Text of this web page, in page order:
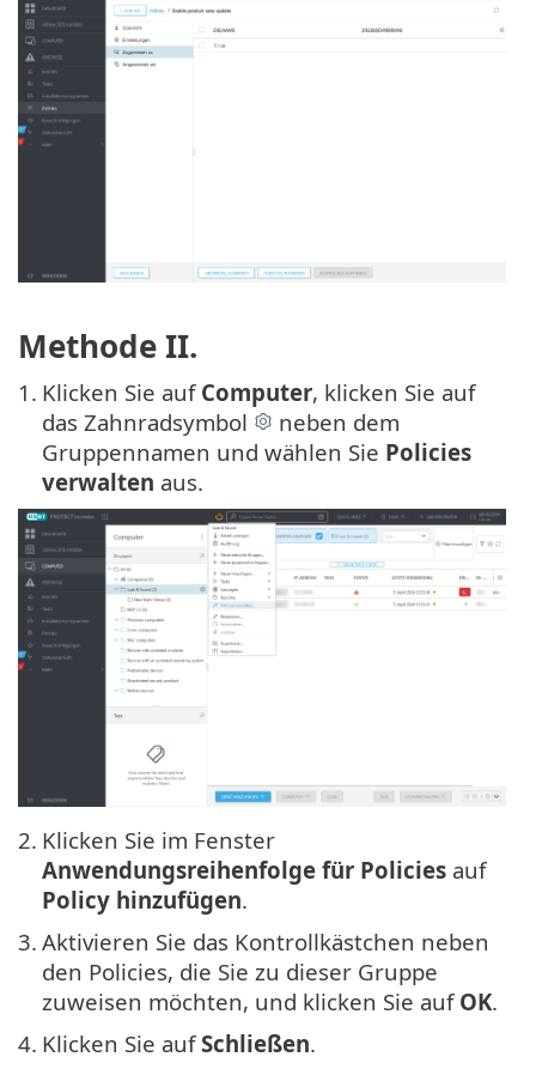
Methode II.
1. Klicken Sie auf Computer, klicken Sie auf
das Zahnradsymbol
neben dem
Gruppennamen und wählen Sie Policies
verwalten aus.
2. Klicken Sie im Fenster
Anwendungsreihenfolge für Policies auf
Policy hinzufügen.
3. Aktivieren Sie das Kontrollkästchen neben
den Policies, die Sie zu dieser Gruppe
zuweisen möchten, und klicken Sie auf OK.
4. Klicken Sie aufSchließen.